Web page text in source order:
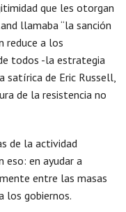
que les otorgan
llamaba “la sanción
reduce a los
todos -la estrategia
satírica de Eric Russell,
de la resistencia no
de la actividad
eso: en ayudar a
entre las masas
los gobiernos.